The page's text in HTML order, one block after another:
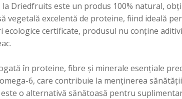
100
g
la Driedfruits este un produs 100% natural,
vegetală excelentă de proteine, fiind ideală
certificate, produsul nu conține
în proteine, fibre și minerale esențiale
6, care contribuie la menținerea
o alternativă sănătoasă pentru